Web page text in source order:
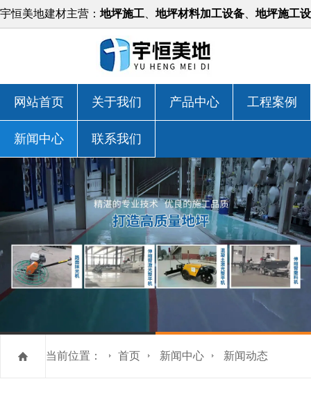
宇恒美地建材主营： 地坪施工 地坪材料加工设备 地坪施工设
备等，价格实惠！
网站首页 关于我们 产品中心 工程案例
新闻中心 联系我们
当前位置： 首页 新闻中心 新闻动态